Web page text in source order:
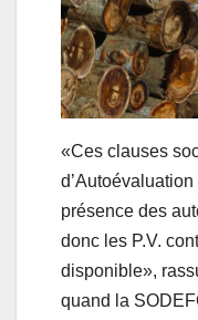
«Ces clauses
présence des
donc les P.V.
disponible»,
quand la